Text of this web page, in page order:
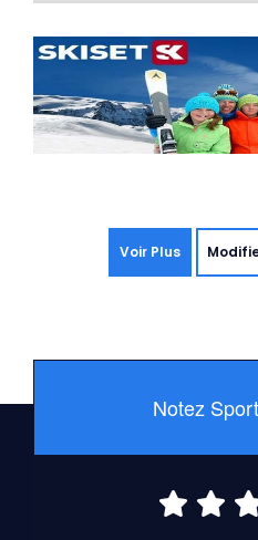
Voir Plus
Notez